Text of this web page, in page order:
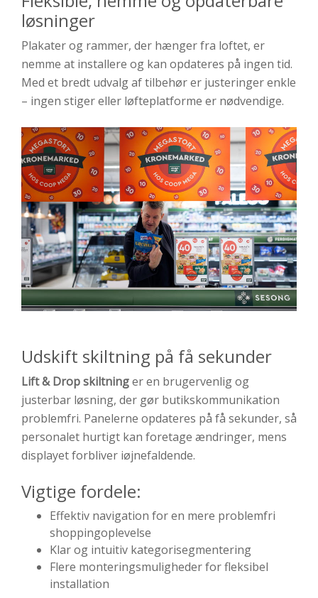
løsninger
Plakater og rammer, der hænger fra loftet, er
nemme at installere og kan opdateres på ingen tid.
Med et bredt udvalg af tilbehør er justeringer enkle
– ingen stiger eller løfteplatforme er nødvendige.
Udskift skiltning på få sekunder
Lift & Drop skiltninger en brugervenlig og
justerbar løsning, der gør butiks­kommunikation
problemfri. Panelerne opdateres på få sekunder, så
personalet hurtigt kan foretage ændringer, mens
displayet forbliver iøjnefaldende.
Vigtige fordele:
Effektiv navigation for en mere problemfri
shoppingoplevelse
Klar og intuitiv kategorisegmentering
Flere monteringsmuligheder for fleksibel
installation